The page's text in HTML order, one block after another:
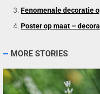
Fenomenale decoratie
Poster op maat –
MORE STORIES